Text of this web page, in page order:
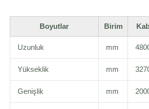
Boyutlar Birim
Uzunluk mm
Yükseklik mm
Genişlik mm